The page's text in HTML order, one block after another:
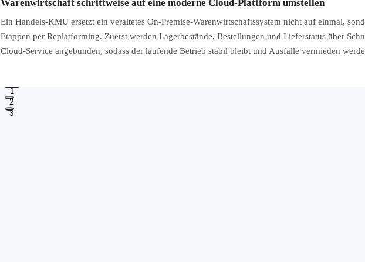
Warenwirtschaft schrittweise auf eine moderne Cloud-Plattform umstellen
Ein Handels-KMU ersetzt ein veraltetes On-Premise-Warenwirtschaftssystem nicht auf einmal,
Etappen per Replatforming. Zuerst werden Lagerbestände, Bestellungen und Lieferstatus über
Cloud-Service angebunden, sodass der laufende Betrieb stabil bleibt und Ausfälle vermieden
1
2
3